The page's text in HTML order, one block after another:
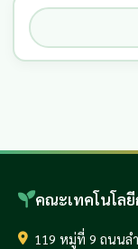
คณะเทคโนโลยี
119 หมู่ที่ 9 ถนนล